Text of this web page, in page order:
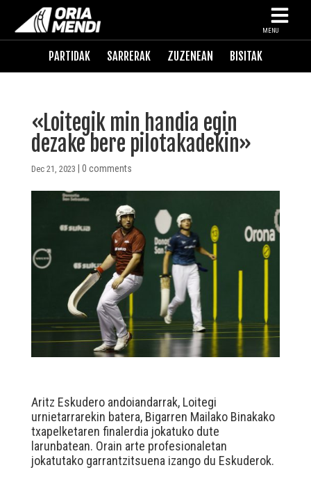
MENU
PARTIDAK SARRERAK ZUZENEAN BISITAK
«Loitegik min handia egin
dezake bere pilotakadekin»
Dec 21, 2023 0 comments
Aritz Eskudero andoiandarrak, Loitegi
urnietarrarekin batera, Bigarren Mailako Binakako
txapelketaren finalerdia jokatuko dute
larunbatean. Orain arte profesionaletan
jokatutako garrantzitsuena izango du Eskuderok.